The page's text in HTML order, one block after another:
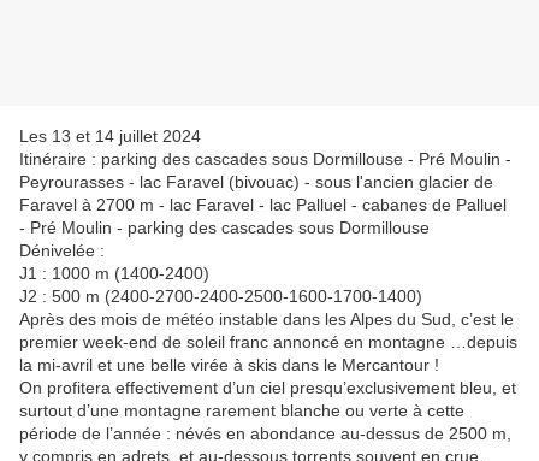
Les 13 et 14 juillet 2024
Itinéraire : parking des cascades sous Dormillouse - Pré Moulin -
Peyrourasses - lac Faravel (bivouac) - sous l'ancien glacier de
Faravel à 2700 m - lac Faravel - lac Palluel - cabanes de Palluel
- Pré Moulin - parking des cascades sous Dormillouse
Dénivelée :
J1 : 1000 m (1400-2400)
J2 : 500 m (2400-2700-2400-2500-1600-1700-1400)
Après des mois de météo instable dans les Alpes du Sud, c’est le
premier week-end de soleil franc annoncé en montagne …depuis
la mi-avril et une belle virée à skis dans le Mercantour !
On profitera effectivement d’un ciel presqu’exclusivement bleu, et
surtout d’une montagne rarement blanche ou verte à cette
période de l’année : névés en abondance au-dessus de 2500 m,
y compris en adrets, et au-dessous torrents souvent en crue,